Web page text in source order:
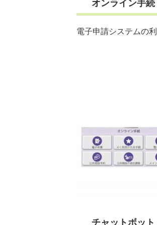
オンライン手続
電子申請システムの
チャットボット